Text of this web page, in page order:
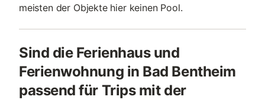
meisten der Objekte hier keinen Pool.
Sind die Ferienhaus und
Ferienwohnung in Bad Bentheim
passend für Trips mit der